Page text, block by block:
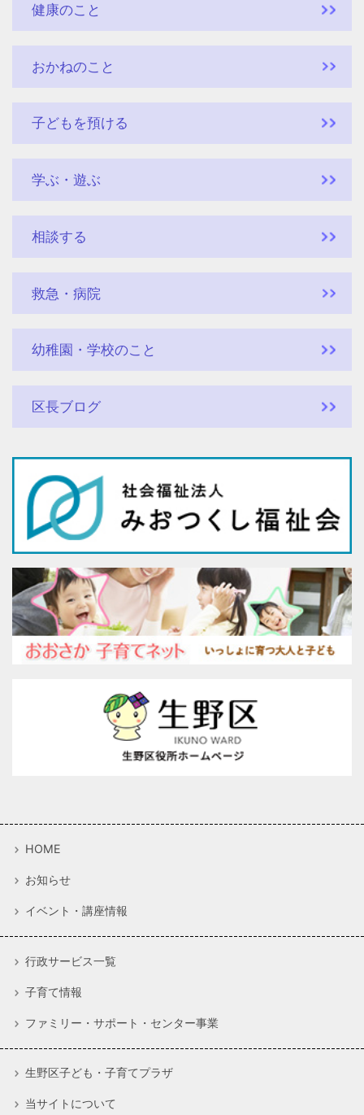
健康のこと
おかねのこと
子どもを預ける
学ぶ・遊ぶ
相談する
救急・病院
幼稚園・学校のこと
区長ブログ
HOME
お知らせ
イベント・講座情報
行政サービス一覧
子育て情報
ファミリー・サポート・センター事業
生野区子ども・子育てプラザ
当サイトについて